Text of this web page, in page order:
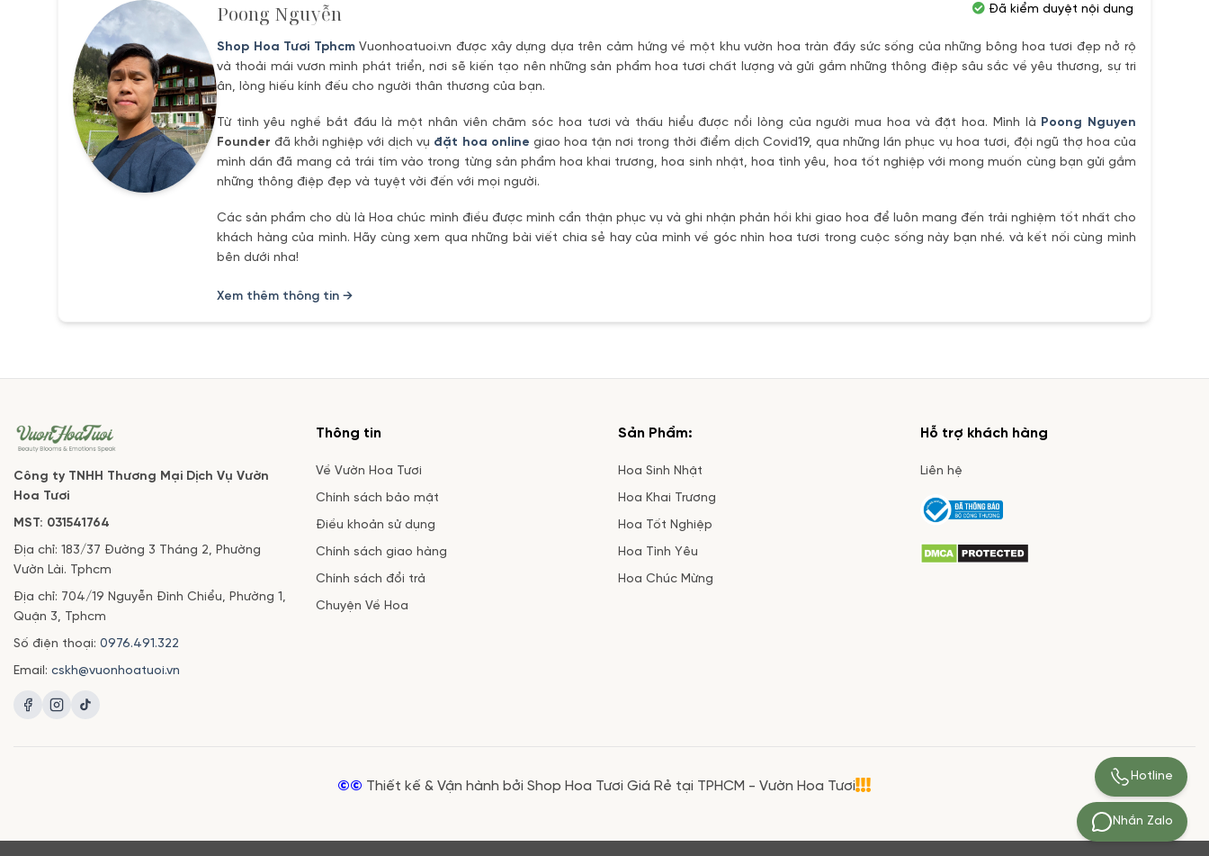
Poong Nguyễn
Shop Hoa Tươi TphcmVuonhoatuoi.vn được xây dựng dựa trên cảm hứng về một khu vườn hoa tràn đầy sức sống của những bông hoa tươi đẹp nở rộ
và thoải mái vươn mình phát triển, nơi sẽ kiến tạo nên những sản phẩm hoa tươi chất lượng và gửi gắm những thông điệp sâu sắc về yêu thương, sự tri
ân, lòng hiếu kính đếu cho người thân thương của bạn.
Từ tình yêu nghề bắt đầu là một nhân viên chăm sóc hoa tươi và thấu hiểu được nổi lòng của người mua hoa và đặt hoa. Mình là Poong Nguyen
Founder đã khởi nghiệp với dịch vụ đặt hoa online giao hoa tận nơi trong thời điểm dịch Covid19, qua những lần phục vụ hoa tươi, đội ngũ thợ hoa của
mình dần đã mang cả trái tím vào trong từng sản phẩm hoa khai trương, hoa sinh nhật, hoa tình yêu, hoa tốt nghiệp với mong muốn cùng bạn gửi gắm
những thông điệp đẹp và tuyệt vời đến với mọi người.
Các sản phẩm cho dù là Hoa chúc mình điều được mình cẩn thận phục vụ và ghi nhận phản hồi khi giao hoa để luôn mang đến trải nghiệm tốt nhất cho
khách hàng của mình. Hãy cùng xem qua những bài viết chia sẻ hay của mình về góc nhìn hoa tươi trong cuộc sống này bạn nhé. và kết nối cùng mình
bên dưới nha!
Xem thêm thông tin →
Đã kiểm duyệt nội dung
Công ty TNHH Thương Mại Dịch Vụ Vườn
Hoa Tươi
MST: 031541764
Địa chỉ: 183/37 Đường 3 Tháng 2, Phường
Vườn Lài. Tphcm
Địa chỉ: 704/19 Nguyễn Đình Chiểu, Phường 1,
Quận 3, Tphcm
Số điện thoại: 0976.491.322
Email: cskh@vuonhoatuoi.vn
Thông tin
Về Vườn Hoa Tươi
Chính sách bảo mật
Điều khoản sử dụng
Chính sách giao hàng
Chính sách đổi trả
Chuyện Về Hoa
Sản Phẩm:
Hoa Sinh Nhật
Hoa Khai Trương
Hoa Tốt Nghiệp
Hoa Tình Yêu
Hoa Chúc Mừng
Hỗ trợ khách hàng
Liên hệ
©© Thiết kế & Vận hành bởi Shop Hoa Tươi Giá Rẻ tại TPHCM - Vườn Hoa Tươi
Nhắn Zalo
Hotline